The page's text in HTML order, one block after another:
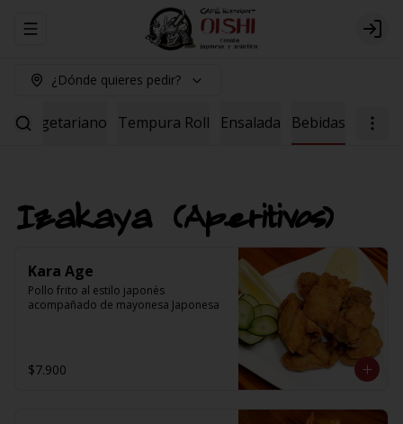
Abrir menu de navegación Login
¿Dónde quieres pedir?
vegetariano Tempura Roll Ensalada Bebidas
Izakaya (Aperitivos)
Kara Age
Pollo frito al estilo japonès
acompañado de mayonesa Japonesa
$7.900